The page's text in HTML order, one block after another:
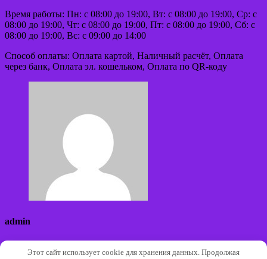
Время работы: Пн: с 08:00 до 19:00, Вт: с 08:00 до 19:00, Ср: с
08:00 до 19:00, Чт: с 08:00 до 19:00, Пт: с 08:00 до 19:00, Сб: с
08:00 до 19:00, Вс: с 09:00 до 14:00
Способ оплаты: Оплата картой, Наличный расчёт, Оплата
через банк, Оплата эл. кошельком, Оплата по QR-коду
admin
Сайт:
Этот сайт использует cookie для хранения данных. Продолжая